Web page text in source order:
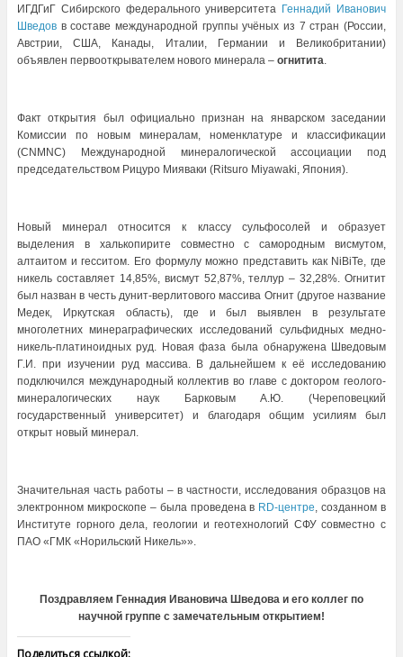
ИГДГиГ Сибирского федерального университета Геннадий Иванович
Шведовв составе международной группы учёных из 7 стран (России,
Австрии, США, Канады, Италии, Германии и Великобритании)
объявлен первооткрывателем нового минерала – огнитита.
Факт открытия был официально признан на январском заседании
Комиссии по новым минералам, номенклатуре и классификации
(CNMNC) Международной минералогической ассоциации под
председательством Рицуро Мияваки (Ritsuro Miyawaki, Япония).
Новый минерал относится к классу сульфосолей и образует
выделения в халькопирите совместно с самородным висмутом,
алтаитом и гесситом. Его формулу можно представить как NiBiTe, где
никель составляет 14,85%, висмут 52,87%, теллур – 32,28%. Огнитит
был назван в честь дунит-верлитового массива Огнит (другое название
Медек, Иркутская область), где и был выявлен в результате
многолетних минераграфических исследований сульфидных медно-
никель-платиноидных руд. Новая фаза была обнаружена Шведовым
Г.И. при изучении руд массива. В дальнейшем к её исследованию
подключился международный коллектив во главе с доктором геолого-
минералогических наук Барковым А.Ю. (Череповецкий
государственный университет) и благодаря общим усилиям был
открыт новый минерал.
Значительная часть работы – в частности, исследования образцов на
электронном микроскопе – была проведена в RD-центре, созданном в
Институте горного дела, геологии и геотехнологий СФУ совместно с
ПАО «ГМК «Норильский Никель»».
Поздравляем Геннадия Ивановича Шведова и его коллег по
научной группе с замечательным открытием!